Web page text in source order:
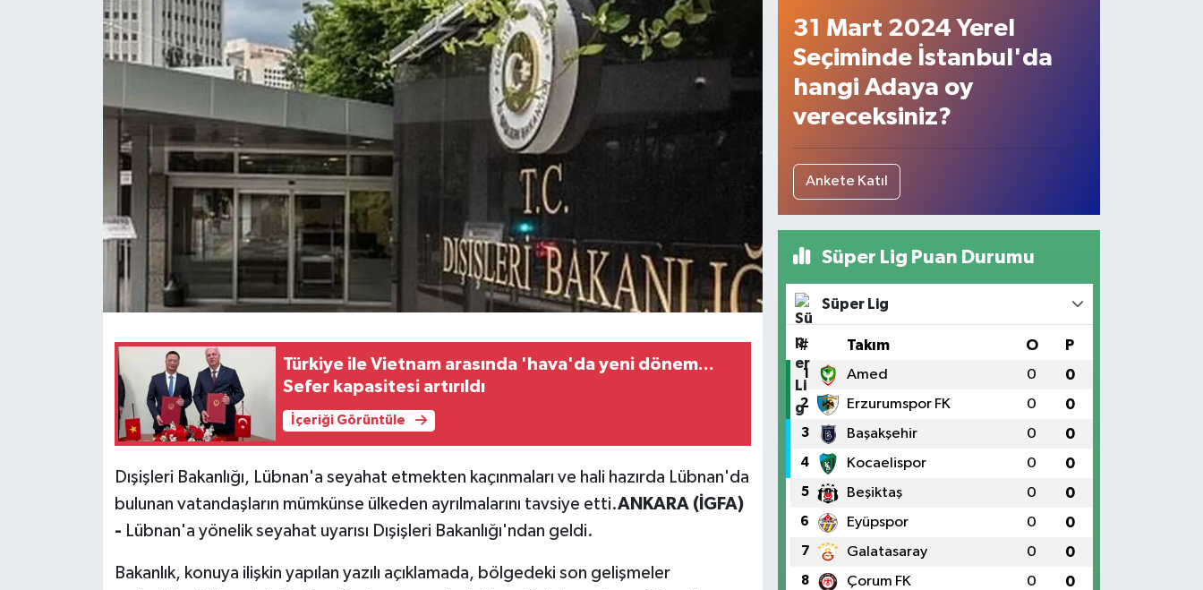
Türkiye ile Vietnam arasında 'hava'da yeni dönem...
Sefer kapasitesi artırıldı
İçeriği Görüntüle
Dışişleri Bakanlığı, Lübnan'a seyahat etmekten kaçınmaları ve hali hazırda Lübnan'da
bulunan vatandaşların mümkünse ülkeden ayrılmalarını tavsiye etti.ANKARA (İGFA)
- Lübnan'a yönelik seyahat uyarısı Dışişleri Bakanlığı'ndan geldi.
Bakanlık, konuya ilişkin yapılan yazılı açıklamada, bölgedeki son gelişmeler
31 Mart 2024 Yerel
Seçiminde İstanbul'da
hangi Adaya oy
vereceksiniz?
Ankete Katıl
Süper Lig Puan Durumu
Süper Lig
# Takım O P
1 Amed 0 0
2 Erzurumspor FK 0 0
3 Başakşehir 0 0
4 Kocaelispor 0 0
5 Beşiktaş 0 0
6 Eyüpspor 0 0
7 Galatasaray 0 0
8 Çorum FK 0 0